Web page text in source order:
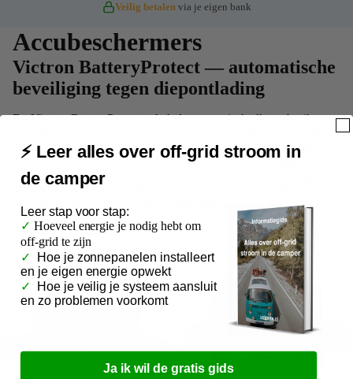
Veilig betalenvia je eigen bank
Accubeschermers
Victron BatteryProtect — automatische
beveiliging tegen diepontlading
De Victron BatteryProtect schakelt automatisch alle verbruikers
zakt — beschikbaar in 65A, 100A en 220A, elk als standaard of
Smart variant met Bluetooth. Zo bescherm je je accu tegen
diepontlading — de meest voorkomende oorzaak van vroegtijdige
slijtage bij AGM-accu's. Een eenvoudige maar essentiële
beveiliging voor elke camper- of bootinstallatie zonder
ingebouwde BMS.
⚡ Leer alles over off-grid stroom in
de camper
Leer stap voor stap:
✓ Hoeveel energie je nodig hebt om
off-grid te zijn
✓
Hoe je zonnepanelen installeert
en je eigen energie opwekt
✓
Hoe je veilig je systeem aansluit
en zo problemen voorkomt
Ja ik wil de gratis gids